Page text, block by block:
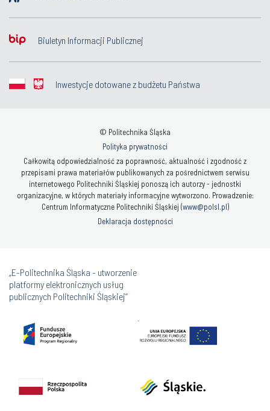
Biuletyn Informacji Publicznej
Inwestycje dotowane z budżetu Państwa
© Politechnika Śląska
Polityka prywatności
Całkowitą odpowiedzialność za poprawność, aktualność i zgodność z
przepisami prawa materiałów publikowanych za pośrednictwem serwisu
internetowego Politechniki Śląskiej ponoszą ich autorzy - jednostki
organizacyjne, w których materiały informacyjne wytworzono. Prowadzenie:
Centrum Informatyczne Politechniki Śląskiej (www@polsl.pl)
Deklaracja dostępności
„E-Politechnika Śląska - utworzenie
platformy elektronicznych usług
publicznych Politechniki Śląskiej”